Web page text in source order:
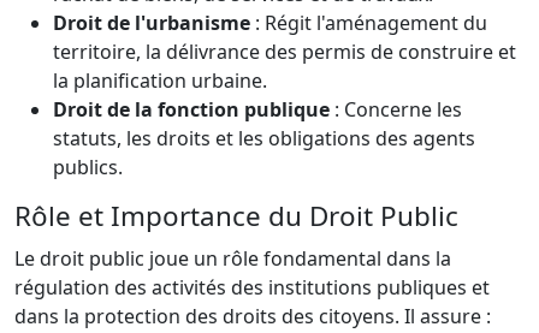
Droit de l'urbanisme : Régit l'aménagement du
territoire, la délivrance des permis de construire et
la planification urbaine.
Droit de la fonction publique : Concerne les
statuts, les droits et les obligations des agents
publics.
Rôle et Importance du Droit Public
Le droit public joue un rôle fondamental dans la
régulation des activités des institutions publiques et
dans la protection des droits des citoyens. Il assure :